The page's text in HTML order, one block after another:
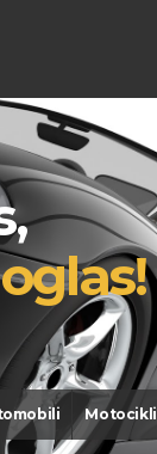
Motocikli